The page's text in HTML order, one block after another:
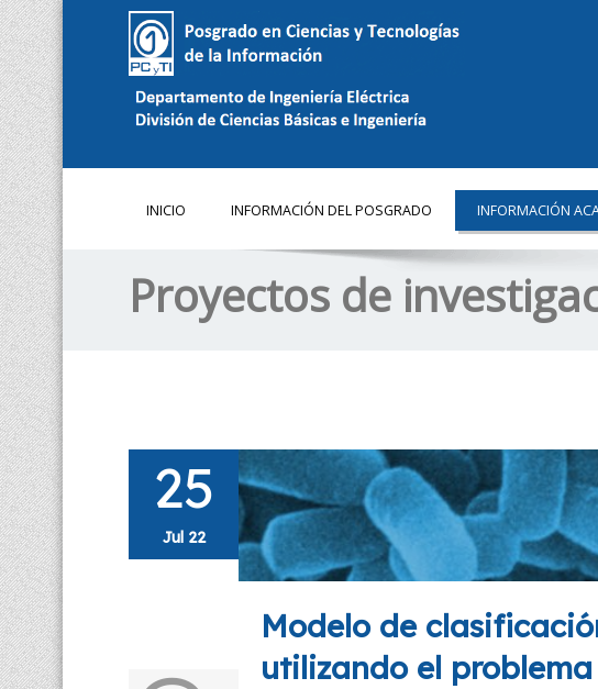
INICIO INFORMACIÓN DEL POSGRADO INFORMACIÓN
Proyectos de
25
Jul 22
Modelo de
utilizando el